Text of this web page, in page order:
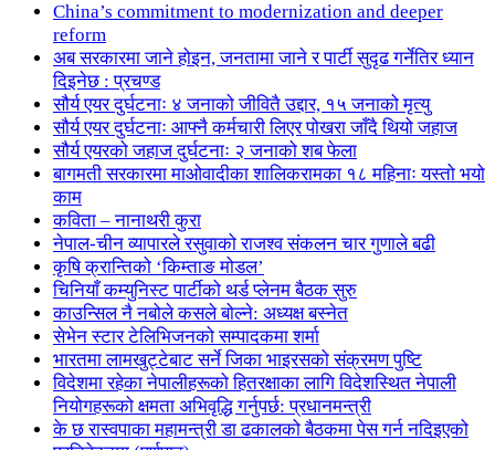
China’s commitment to modernization and deeper
reform
अब सरकारमा जाने होइन, जनतामा जाने र पार्टी सुदृढ गर्नेतिर ध्यान
दिइनेछ : प्रचण्ड
सौर्य एयर दुर्घटनाः ४ जनाको जीवितै उद्दार, १५ जनाको मृत्यु
सौर्य एयर दुर्घटनाः आफ्नै कर्मचारी लिएर पोखरा जाँदै थियो जहाज
सौर्य एयरको जहाज दुर्घटनाः २ जनाको शब फेला
बागमती सरकारमा माओवादीका शालिकरामका १८ महिनाः यस्तो भयो
काम
कविता – नानाथरी कुरा
नेपाल-चीन व्यापारले रसुवाको राजश्व संकलन चार गुणाले बढी
कृषि क्रान्तिको ‘किम्ताङ मोडल’
चिनियाँ कम्युनिस्ट पार्टीको थर्ड प्लेनम बैठक सुरु
काउन्सिल नै नबोले कसले बोल्ने: अध्यक्ष बस्नेत
सेभेन स्टार टेलिभिजनको सम्पादकमा शर्मा
भारतमा लामखुट्टेबाट सर्ने जिका भाइरसको संक्रमण पुष्टि
विदेशमा रहेका नेपालीहरूको हितरक्षाका लागि विदेशस्थित नेपाली
नियोगहरूको क्षमता अभिवृद्धि गर्नुपर्छ: प्रधानमन्त्री
के छ रास्वपाका महामन्त्री डा ढकालको बैठकमा पेस गर्न नदिइएको